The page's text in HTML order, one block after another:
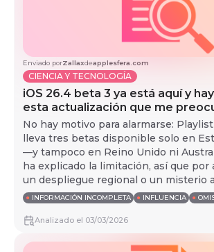
Enviado porZallaxdeapplesfera.com
CIENCIA Y TECNOLOGÍA
iOS 26.4 beta 3 ya está aquí y
esta actualización que me
No hay motivo para alarmarse:
lleva tres betas disponible solo en
—y tampoco en Reino Unido ni
ha explicado la limitación, así que por
un despliegue regional o un misterio
● INFORMACIÓN INCOMPLETA ● INFLUENCIA ●
Analizado el 03/03/2026